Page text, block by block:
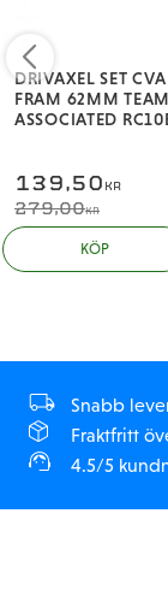
DRIVAXEL SET
FRAM 62MM TEAM
ASSOCIATED
139,50 KR
279,00KR
KÖP
Snabb
Fraktfritt
4.5/5